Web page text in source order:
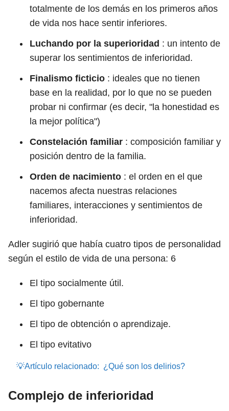
totalmente de los demás en los primeros años
de vida nos hace sentir inferiores.
Luchando por la superioridad : un intento de
superar los sentimientos de inferioridad.
Finalismo ficticio : ideales que no tienen
base en la realidad, por lo que no se pueden
probar ni confirmar (es decir, "la honestidad es
la mejor política")
Constelación familiar : composición familiar y
posición dentro de la familia.
Orden de nacimiento : el orden en el que
nacemos afecta nuestras relaciones
familiares, interacciones y sentimientos de
inferioridad.
Adler sugirió que había cuatro tipos de personalidad
según el estilo de vida de una persona: 6
El tipo socialmente útil.
El tipo gobernante
El tipo de obtención o aprendizaje.
El tipo evitativo
💡Artículo relacionado: ¿Qué son los delirios?
Complejo de inferioridad